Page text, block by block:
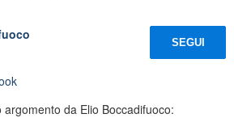
SEGUI
da Elio Boccadifuoco: